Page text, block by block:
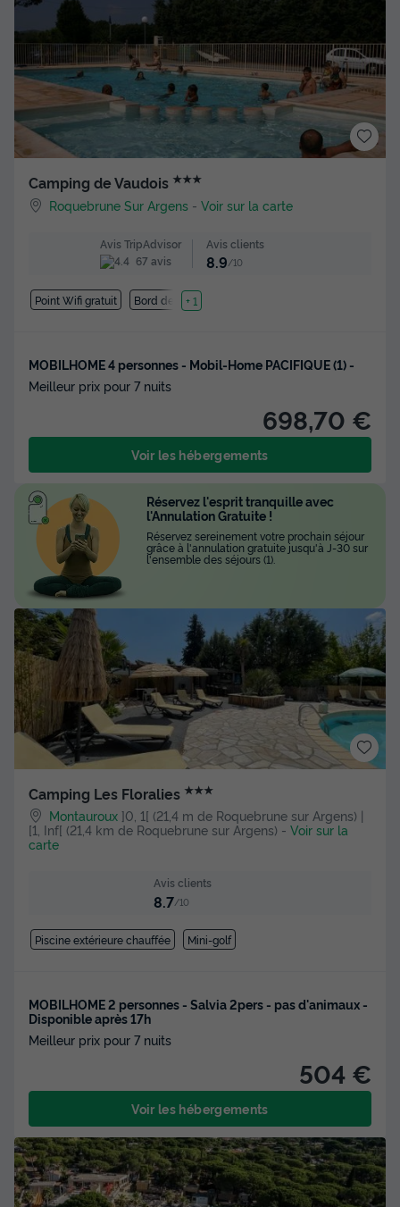
Camping de Vaudois ★★★
Roquebrune Sur Argens -Voir sur la carte
Avis TripAdvisor
67 avis
Avis clients
8.9/10
Point Wifi gratuit Bord de mer
+ 1
MOBILHOME 4 personnes - Mobil-Home PACIFIQUE (1) -
Meilleur prix pour 7 nuits
698,70 €
Voir les hébergements
Camping Les Floralies ★★★
Montauroux ]0, 1[ (21,4 m de Roquebrune sur Argens) |
[1, Inf[ (21,4 km de Roquebrune sur Argens) - Voir sur la
carte
Avis clients
8.7/10
Piscine extérieure chauffée Mini-golf
MOBILHOME 2 personnes - Salvia 2pers - pas d'animaux -
Disponible après 17h
Meilleur prix pour 7 nuits
504 €
Voir les hébergements
Réservez l'esprit tranquille avec
l'Annulation Gratuite !
Réservez sereinement votre prochain séjour
grâce à l'annulation gratuite jusqu'à J-30 sur
l'ensemble des séjours (1).